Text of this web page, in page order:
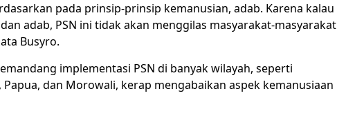
pada prinsip-prinsip kemanusian, adab. Karena kalau
adab, PSN ini tidak akan menggilas masyarakat-masyarakat
Busyro.
implementasi PSN di banyak wilayah, seperti
Papua, dan Morowali, kerap mengabaikan aspek kemanusiaan